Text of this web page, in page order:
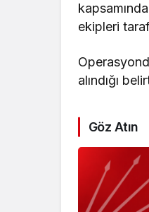
ekipleri
alındığı
Göz Atın